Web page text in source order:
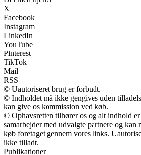
X
Facebook
Instagram
LinkedIn
YouTube
Pinterest
TikTok
Mail
RSS
© Uautoriseret brug er forbudt.
© Indholdet må ikke gengives uden
kan give os kommission ved køb.
© Ophavsretten tilhører os og alt indhold
samarbejder med udvalgte partnere og kan
køb foretaget gennem vores links.
ikke tilladt.
Publikationer